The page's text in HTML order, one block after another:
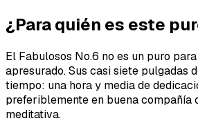
¿Para quién es este
El Fabulosos No.6 no es un puro
apresurado. Sus casi siete pulgadas
tiempo: una hora y media de
preferiblemente en buena compañía
meditativa.